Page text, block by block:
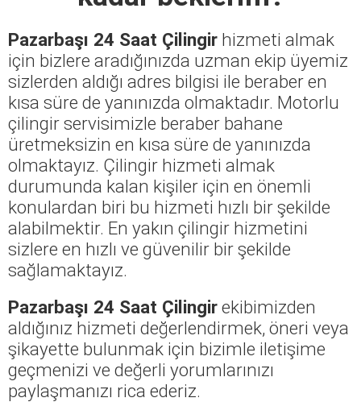
Pazarbaşı 24 Saat Çilingir hizmeti almak
için bizlere aradığınızda uzman ekip üyemiz
sizlerden aldığı adres bilgisi ile beraber en
kısa süre de yanınızda olmaktadır. Motorlu
çilingir servisimizle beraber bahane
üretmeksizin en kısa süre de yanınızda
olmaktayız. Çilingir hizmeti almak
durumunda kalan kişiler için en önemli
konulardan biri bu hizmeti hızlı bir şekilde
alabilmektir. En yakın çilingir hizmetini
sizlere en hızlı ve güvenilir bir şekilde
sağlamaktayız.
Pazarbaşı 24 Saat Çilingirekibimizden
aldığınız hizmeti değerlendirmek, öneri veya
şikayette bulunmak için bizimle iletişime
geçmenizi ve değerli yorumlarınızı
paylaşmanızı rica ederiz.